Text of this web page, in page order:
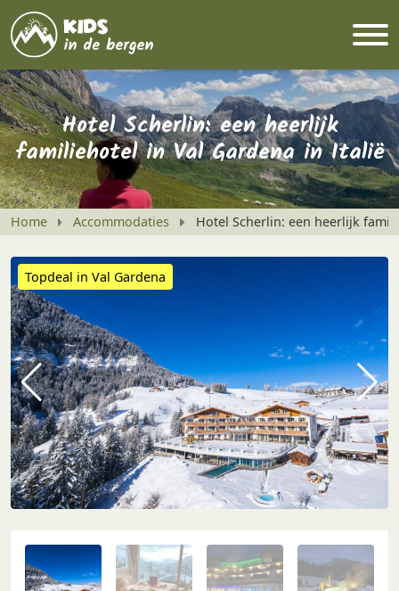
Hotel Scherlin: een heerlijk
familiehotel in Val Gardena in Italië
Home Accommodaties Hotel Scherlin: een heerlijk
Topdeal in Val Gardena